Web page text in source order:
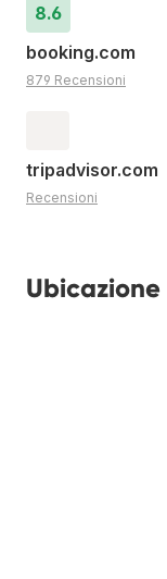
8.6
booking.com
879 Recensioni
tripadvisor.com
Recensioni